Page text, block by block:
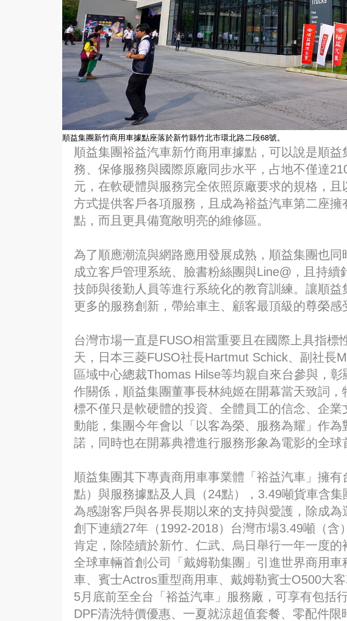
順益集團新竹商用車據點座落於新竹縣竹北市環北路二段68號。
順益集團裕益汽車新竹商用車據點，可以說是順
務、保修服務與國際原廠同步水平，占地不僅達
元，在軟硬體與服務完全依照原廠要求的規格，
方式提供客戶各項服務，且成為裕益汽車第二座
點，而且更具備寬敞明亮的維修區。
為了順應潮流與網路應用發展成熟，順益集團也
成立客戶管理系統、臉書粉絲團與Line@，且持續
技師與後勤人員等進行系統化的教育訓練。讓順
更多的服務創新，帶給車主、顧客最頂級的尊榮感
台灣市場一直是FUSO相當重要且在國際上具指標
天，日本三菱FUSO社長Hartmut Schick、副社長
區域中心總裁Thomas Hilse等均親自來台參與，
作關係，順益集團董事長林純姬在開幕當天致詞，
標不僅只是軟硬體的投資、全體員工的信念、企
動能，集團今年會以「以客為榮、服務為耀」作
諾，同時也在開幕典禮進行服務形象為電影的全球
順益集團其下專責商用車事業體「裕益汽車」擁
點）與服務據點及人員（24點），3.49噸貨車含集
為感謝客戶與各界長期以來的支持與愛護，除成
創下連續27年（1992-2018）台灣市場3.49噸（含
肯定，除陸續於新竹、仁武、烏日舉行一年一度的
全球車輛首創公司「戴姆勒集團」引進世界商用車
車、賓士Actros重型商用車、戴姆勒賓士O500大
5月底前至全台「裕益汽車」服務廠，可享有包括
DPF清洗特價優惠、一夏就涼超值套餐、零配件